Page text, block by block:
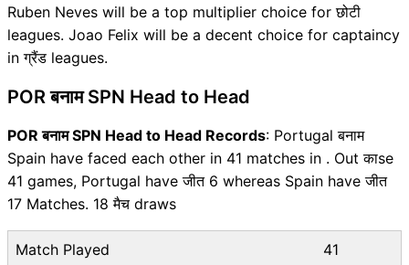
Ruben Neves will be a top multiplier choice for छोटी
leagues. Joao Felix will be a decent choice for captaincy
in ग्रैंड leagues.
POR बनाम SPN Head to Head
POR बनाम SPN Head to Head Records: Portugal बनाम
Spain have faced each other in 41 matches in . Out काse
41 games, Portugal have जीत 6 whereas Spain have जीत
17 Matches. 18 मैच draws
Match Played 41